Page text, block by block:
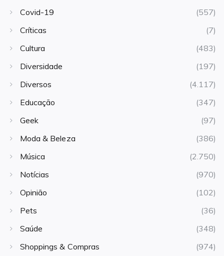
Covid-19
(557)
Críticas
(7)
Cultura
(483)
Diversidade
(197)
Diversos
(4.117)
Educação
(347)
Geek
(97)
Moda & Beleza
(386)
Música
(2.750)
Notícias
(970)
Opinião
(102)
Pets
(36)
Saúde
(348)
Shoppings & Compras
(974)